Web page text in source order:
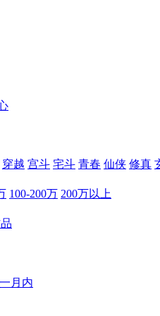
穿越 宫斗 宅斗 青春 仙侠 修真
100-200万 200万以上
一月内